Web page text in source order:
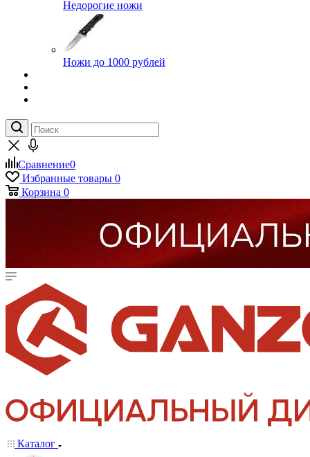
Недорогие ножи
Ножи до 1000 рублей
Сравнение0
Избранные товары 0
Корзина 0
Каталог